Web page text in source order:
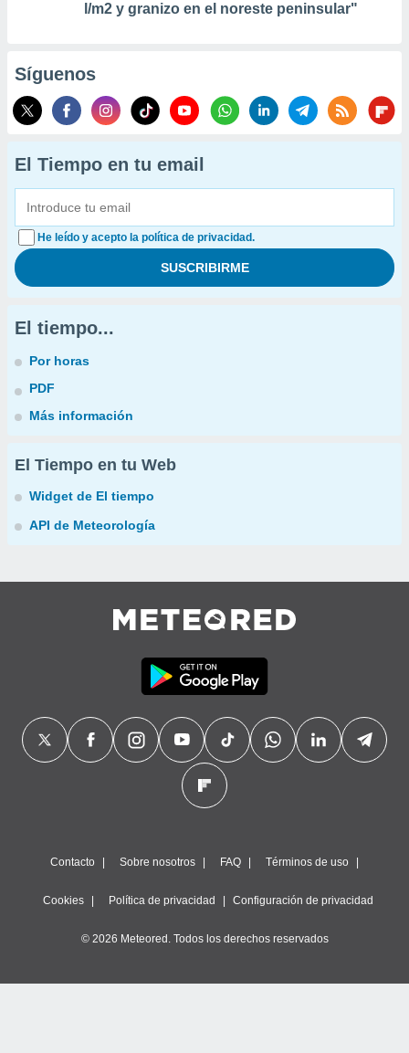
l/m2 y granizo en el noreste peninsular"
Síguenos
El Tiempo en tu email
He leído y acepto la política de privacidad.
El tiempo...
Por horas
PDF
Más información
El Tiempo en tu Web
Widget de El tiempo
API de Meteorología
Contacto Sobre nosotros FAQ Términos de uso
Cookies Política de privacidad Configuración de privacidad
© 2026 Meteored. Todos los derechos reservados